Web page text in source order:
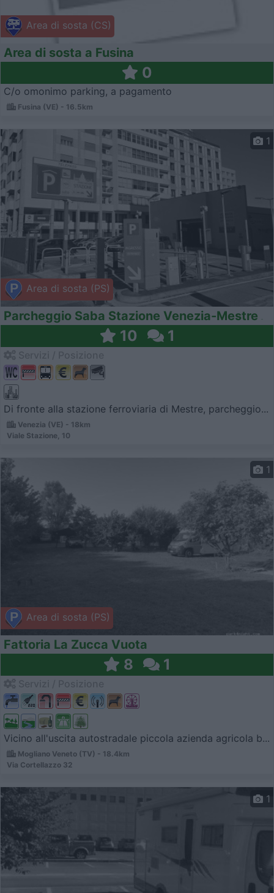
Area di sosta (CS)
Area di sosta a Fusina
0
C/o omonimo parking, a pagamento
Fusina (VE) - 16.5km
Area di sosta (PS)
1
Parcheggio Saba Stazione Venezia-Mestre
10 1
Di fronte alla stazione ferroviaria di Mestre, parcheggio...
Venezia (VE) - 18km
Viale Stazione, 10
Area di sosta (PS)
1
Fattoria La Zucca Vuota
8 1
Vicino all'uscita autostradale piccola azienda agricola b...
Mogliano Veneto (TV) - 18.4km
Via Cortellazzo 32
1